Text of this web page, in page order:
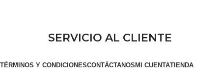
SERVICIO AL CLIENTE
TÉRMINOS Y CONDICIONESCONTÁCTANOS MI CUENTATIENDA